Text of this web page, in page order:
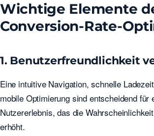
Wichtige Elemente
Conversion-Rate-
1. Benutzerfreundlichkeit
Eine intuitive Navigation, schnelle
mobile Optimierung sind entscheidend für
Nutzererlebnis, das die
erhöht.